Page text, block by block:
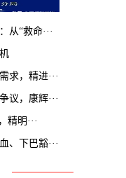
从“救命···
求，精进···
议，康辉···
精明···
、下巴豁···